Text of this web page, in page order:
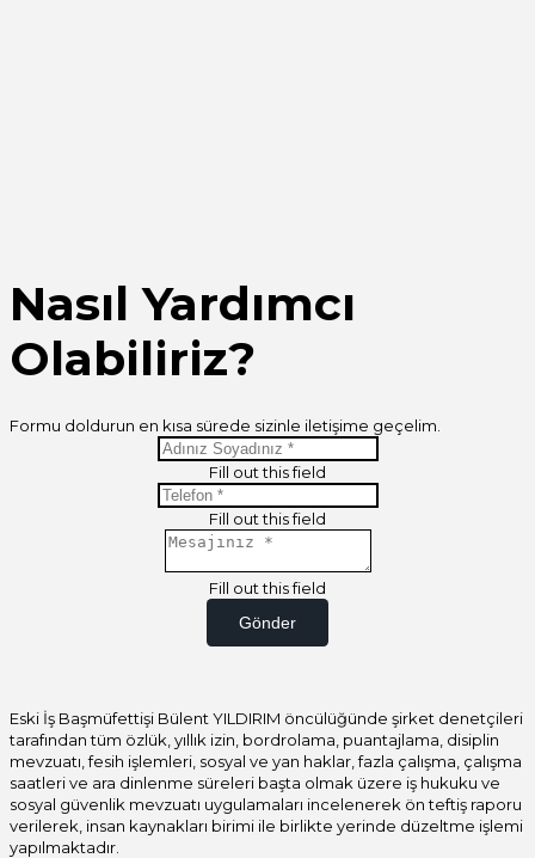
Nasıl Yardımcı
Olabiliriz?
Formu doldurun en kısa sürede sizinle iletişime geçelim.
Fill out this field
Fill out this field
Fill out this field
Gönder
Eski İş Başmüfettişi Bülent YILDIRIM öncülüğünde şirket denetçileri
tarafından tüm özlük, yıllık izin, bordrolama, puantajlama, disiplin
mevzuatı, fesih işlemleri, sosyal ve yan haklar, fazla çalışma, çalışma
saatleri ve ara dinlenme süreleri başta olmak üzere iş hukuku ve
sosyal güvenlik mevzuatı uygulamaları incelenerek ön teftiş raporu
verilerek, insan kaynakları birimi ile birlikte yerinde düzeltme işlemi
yapılmaktadır.